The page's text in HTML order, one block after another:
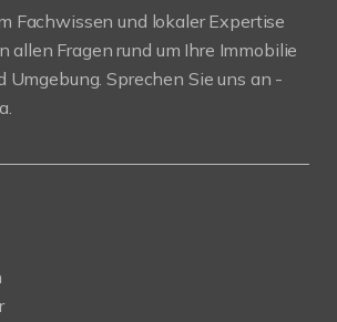
Fachwissen und lokaler Expertise
allen Fragen rund um Ihre Immobilie
Umgebung. Sprechen Sie uns an -